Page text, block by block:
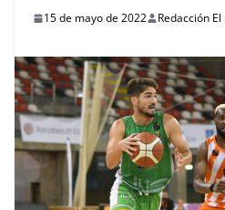
15 de mayo de 2022 Redacción